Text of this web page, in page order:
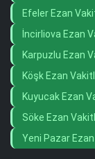
Efeler Ezan
İncirliova Ezan
Karpuzlu Ezan
Köşk Ezan
Kuyucak Ezan
Söke Ezan
Yeni Pazar